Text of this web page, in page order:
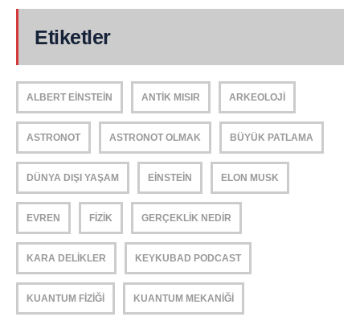
Etiketler
ALBERT EINSTEIN ANTIK MISIR ARKEOLOJI
ASTRONOT ASTRONOT OLMAK BÜYÜK PATLAMA
DÜNYA DIŞI YAŞAM EINSTEIN ELON MUSK
EVREN FIZIK GERÇEKLIK NEDIR
KARA DELIKLER KEYKUBAD PODCAST
KUANTUM FIZIĞI KUANTUM MEKANIĞI